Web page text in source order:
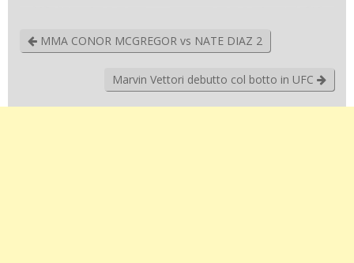
MMA CONOR MCGREGOR vs NATE DIAZ 2
Marvin Vettori debutto col botto in UFC